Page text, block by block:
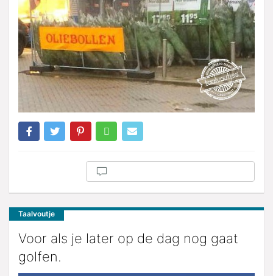
Taalvoutje
Voor als je later op de dag nog gaat
golfen.